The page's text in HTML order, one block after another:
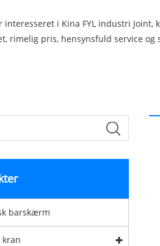
interesseret i Kina FYL industri
rimelig pris, hensynsfuld service
barskærm